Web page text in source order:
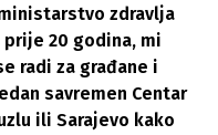
zdravlja
prije 20 godina, mi
radi za građane i
savremen Centar
ili Sarajevo kako